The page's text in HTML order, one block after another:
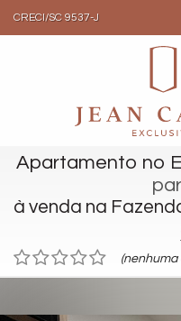
CRECI/SC 9537-J
Apartamento no
à venda na
(nenhuma